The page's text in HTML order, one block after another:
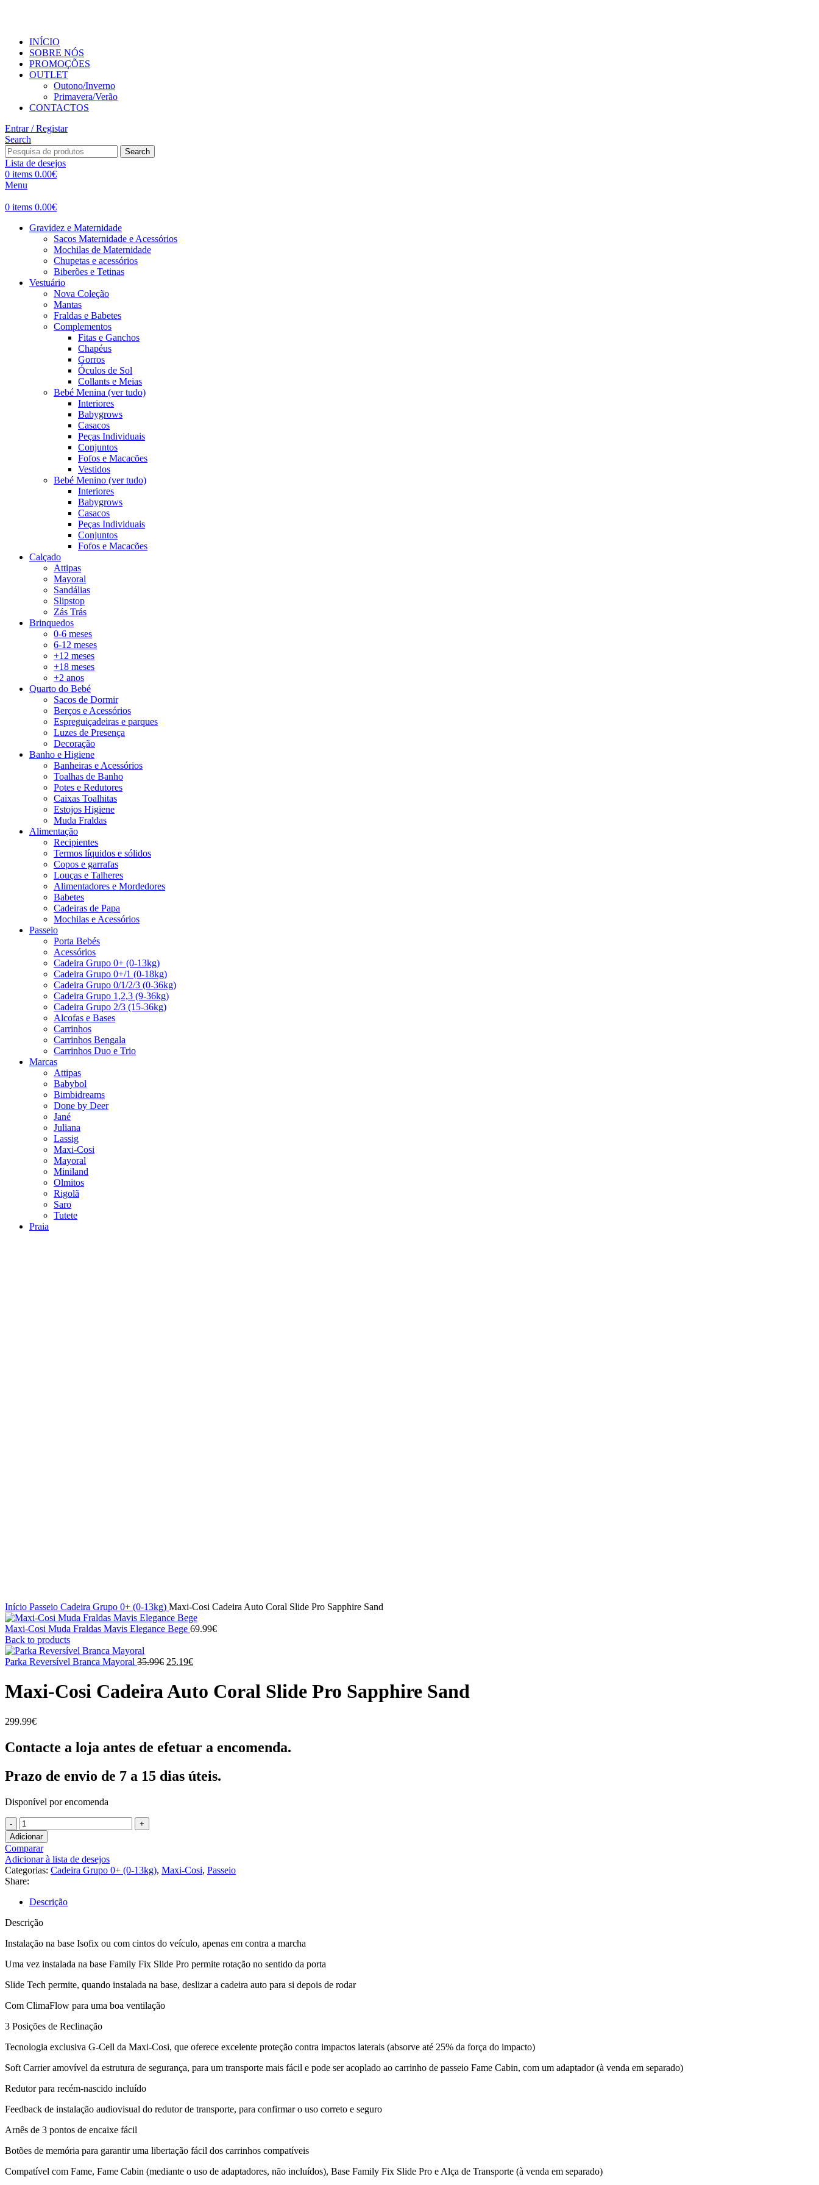
INÍCIO
SOBRE NÓS
PROMOÇÕES
OUTLET
Outono/Inverno
Primavera/Verão
CONTACTOS
Entrar / Registar
Search
Search
Lista de desejos
0 items 0.00€
Menu
0 items 0.00€
Gravidez e Maternidade
Sacos Maternidade e Acessórios
Mochilas de Maternidade
Chupetas e acessórios
Biberões e Tetinas
Vestuário
Nova Coleção
Mantas
Fraldas e Babetes
Complementos
Fitas e Ganchos
Chapéus
Gorros
Óculos de Sol
Collants e Meias
Bebé Menina (ver tudo)
Interiores
Babygrows
Casacos
Peças Individuais
Conjuntos
Fofos e Macacões
Vestidos
Bebé Menino (ver tudo)
Interiores
Babygrows
Casacos
Peças Individuais
Conjuntos
Fofos e Macacões
Calçado
Attipas
Mayoral
Sandálias
Slipstop
Zás Trás
Brinquedos
0-6 meses
6-12 meses
+12 meses
+18 meses
+2 anos
Quarto do Bebé
Sacos de Dormir
Berços e Acessórios
Espreguiçadeiras e parques
Luzes de Presença
Decoração
Banho e Higiene
Banheiras e Acessórios
Toalhas de Banho
Potes e Redutores
Caixas Toalhitas
Estojos Higiene
Muda Fraldas
Alimentação
Recipientes
Termos líquidos e sólidos
Copos e garrafas
Louças e Talheres
Alimentadores e Mordedores
Babetes
Cadeiras de Papa
Mochilas e Acessórios
Passeio
Porta Bebés
Acessórios
Cadeira Grupo 0+ (0-13kg)
Cadeira Grupo 0+/1 (0-18kg)
Cadeira Grupo 0/1/2/3 (0-36kg)
Cadeira Grupo 1,2,3 (9-36kg)
Cadeira Grupo 2/3 (15-36kg)
Alcofas e Bases
Carrinhos
Carrinhos Bengala
Carrinhos Duo e Trio
Marcas
Attipas
Babybol
Bimbidreams
Done by Deer
Jané
Juliana
Lassig
Maxi-Cosi
Mayoral
Miniland
Olmitos
Rigolã
Saro
Tutete
Praia
Início Passeio Cadeira Grupo 0+ (0-13kg) Maxi-Cosi Cadeira Auto Coral Slide Pro Sapphire Sand
Maxi-Cosi Muda Fraldas Mavis Elegance Bege 69.99€
Back to products
Parka Reversível Branca Mayoral 35.99€ O
original
era:
25.19€O
é:
Maxi-Cosi Cadeira Auto Coral Slide Pro Sapphire Sand
299.99€
Contacte a loja antes de efetuar a encomenda.
Prazo de envio de 7 a 15 dias úteis.
Disponível por encomenda
Quantidade
de
Maxi-
Cosi
Cadeira
Auto
Coral
Slide
Pro
Sapphire
Adicionar
Comparar
Adicionar à lista de desejos
Categorias: Cadeira Grupo 0+ (0-13kg), Maxi-Cosi, Passeio
Share:
Descrição
Descrição
Instalação na base Isofix ou com cintos do veículo, apenas em contra a marcha
Uma vez instalada na base Family Fix Slide Pro permite rotação no sentido da porta
Slide Tech permite, quando instalada na base, deslizar a cadeira auto para si depois de rodar
Com ClimaFlow para uma boa ventilação
3 Posições de Reclinação
Tecnologia exclusiva G-Cell da Maxi-Cosi, que oferece excelente proteção contra impactos laterais (absorve até 25% da força do impacto)
Soft Carrier amovível da estrutura de segurança, para um transporte mais fácil e pode ser acoplado ao carrinho de passeio Fame Cabin, com um adaptador (à venda em separado)
Redutor para recém-nascido incluído
Feedback de instalação audiovisual do redutor de transporte, para confirmar o uso correto e seguro
Arnês de 3 pontos de encaixe fácil
Botões de memória para garantir uma libertação fácil dos carrinhos compatíveis
Compatível com Fame, Fame Cabin (mediante o uso de adaptadores, não incluídos), Base Family Fix Slide Pro e Alça de Transporte (à venda em separado)